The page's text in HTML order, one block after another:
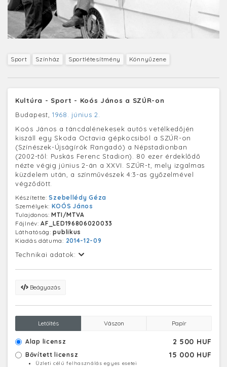
Sport Színház Sportlétesítmény Könnyűzene
Kultúra - Sport - Koós János a SZÚR-on
Budapest, 1968. június 2.
Koós János a táncdalénekesek autós vetélkedőjén
kiszáll egy Skoda Octavia gépkocsiból a SZÚR-on
(Színészek-Újságírók Rangadó) a Népstadionban
(2002-től: Puskás Ferenc Stadion). 80 ezer érdeklődő
nézte végig június 2-án a XXVI. SZÚR-t, mely izgalmas
küzdelem után, a színművészek 4:3-as győzelmével
végződött.
Készítette:Szebellédy Géza
Személyek: KOÓS János
Tulajdonos:MTI/MTVA
Fájlnév:AF_LED196806020033
Láthatóság:publikus
Kiadás dátuma: 2014-12-09
Technikai adatok:
Beágyazás
Letöltés Vászon Papír
Alap licensz 2 500 HUF
Bővített licensz 15 000 HUF
Üzleti célú felhasználás egyes esetei